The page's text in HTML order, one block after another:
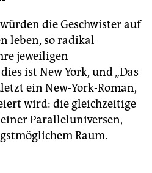
die Geschwister auf
leben, so radikal
jeweiligen
ist New York, und „Das
ein New-York-Roman,
wird: die gleichzeitige
Paralleluniversen,
Raum.